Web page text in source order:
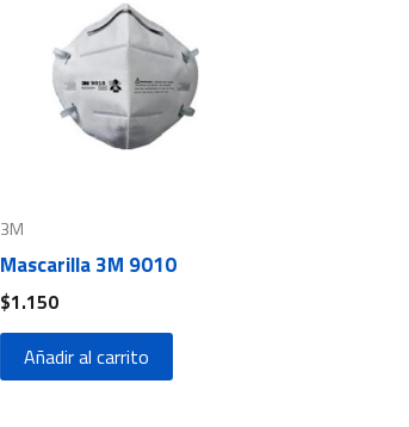
3M
Mascarilla 3M 9010
$1.150
Añadir al carrito